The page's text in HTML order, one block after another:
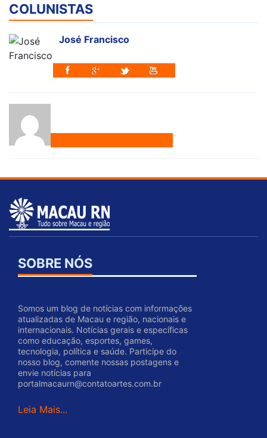
COLUNISTAS
José Francisco
SOBRE NÓS
Somos um blog de notícias com informações
atualizadas de Macau e região, nacionais e
internacionais. Notícias gerais e específicas
como educação, esportes, games,
tecnologia, política e saúde. Participe do
nosso blog, comente nossas postagens e
envie notícias para
portalmacaurn@contatoartes.com.br
Leia Mais...